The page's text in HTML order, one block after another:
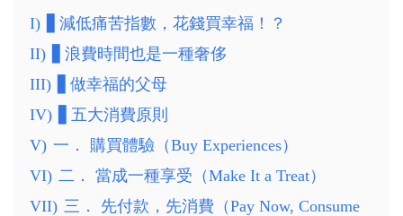
I)
▋減低痛苦指數，花錢買幸福！？
II)
▋浪費時間也是一種奢侈
III)
▋做幸福的父母
IV)
▋五大消費原則
V) 一． 購買體驗（Buy Experiences）
VI) 二． 當成一種享受（Make It a Treat）
VII) 三． 先付款，先消費（Pay Now, Consume